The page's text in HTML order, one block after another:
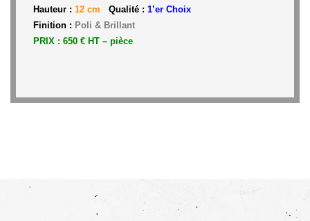
Hauteur : 12 cm Qualité : 1’er Choix
Finition : Poli & Brillant
PRIX : 650 € HT – pièce